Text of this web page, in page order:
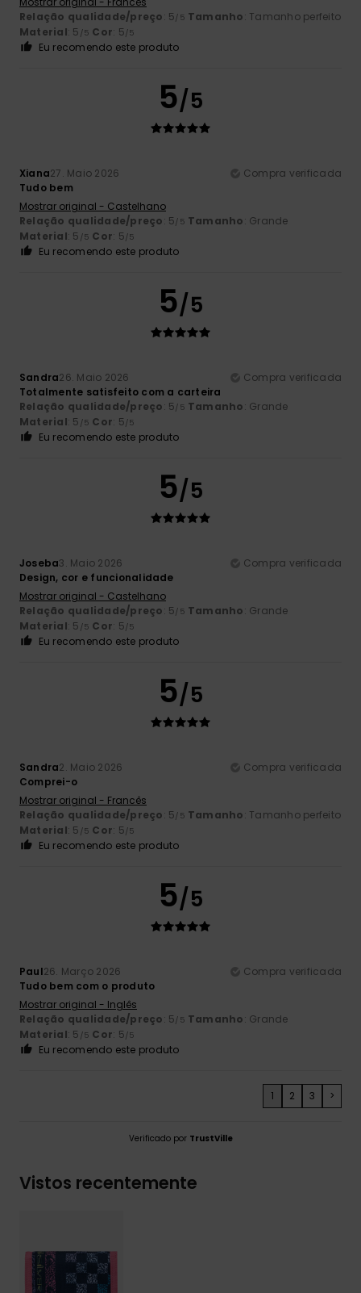
Relação qualidade/preço: 5/5 Tamanho: Tamanho perfeito
Material: 5 /5 Cor: 5/5
Eu recomendo este produto
5/5
Xiana27. Maio 2026
Compra verificada
Tudo bem
Mostrar original - Castelhano
Relação qualidade/preço: 5/5 Tamanho: Grande
Material: 5 /5 Cor: 5/5
Eu recomendo este produto
5/5
Sandra26. Maio 2026
Compra verificada
Totalmente satisfeito com a carteira
Relação qualidade/preço: 5/5 Tamanho: Grande
Material: 5 /5 Cor: 5/5
Eu recomendo este produto
5/5
Joseba3. Maio 2026
Compra verificada
Design, cor e funcionalidade
Mostrar original - Castelhano
Relação qualidade/preço: 5/5 Tamanho: Grande
Material: 5 /5 Cor: 5/5
Eu recomendo este produto
5/5
Sandra2. Maio 2026
Compra verificada
Comprei-o
Mostrar original - Francês
Relação qualidade/preço: 5/5 Tamanho: Tamanho perfeito
Material: 5 /5 Cor: 5/5
Eu recomendo este produto
5/5
Paul26. Março 2026
Compra verificada
Tudo bem com o produto
Mostrar original - Inglês
Relação qualidade/preço: 5/5 Tamanho: Grande
Material: 5 /5 Cor: 5/5
Eu recomendo este produto
1 2 3 >
Verificado por TrustVille
Vistos recentemente